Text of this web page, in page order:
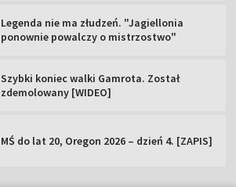
Legenda nie ma złudzeń. "Jagiellonia
ponownie powalczy o mistrzostwo"
Szybki koniec walki Gamrota. Został
zdemolowany [WIDEO]
MŚ do lat 20, Oregon 2026 – dzień 4. [ZAPIS]